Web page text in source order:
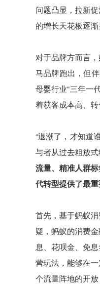
问题凸显，拉新
的增长天花板逐渐
对于品牌方而言
马品牌跑出，但
母婴行业“三年一
着获客成本高、
“退潮了，才知道
与者从过去粗放
流量、精准人群
代转型提供了最重
首先，基于蚂蚁
疑，蚂蚁的消费
息、花呗金、免
营玩法，能够在
个流量阵地的开